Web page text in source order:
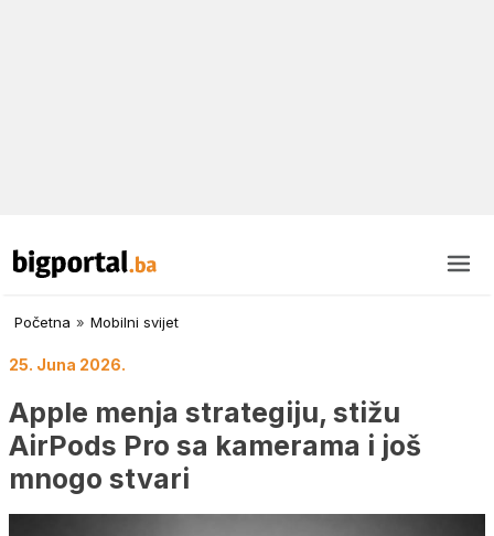
Početna » Mobilni svijet
25. Juna 2026.
Apple menja strategiju, stižu
AirPods Pro sa kamerama i još
mnogo stvari